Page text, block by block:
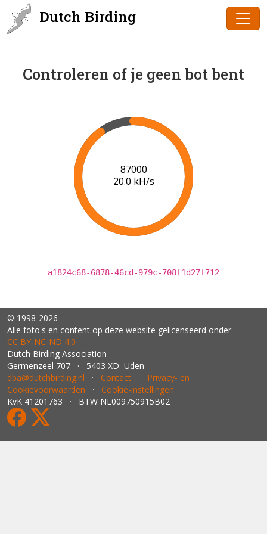
Dutch Birding
Controleren of je geen bot bent
89000
20.1 kH/s
a1824c68-6878-46cd-979c-708f1d27f712
© 1998-2026
Alle foto's en content op deze website gelicenseerd onder
CC BY‑NC‑ND 4.0
Dutch Birding Association
Germenzeel 707 · 5403 XD Uden
dba@dutchbirding.nl · Contact · Privacy- en
Cookievoorwaarden · Cookie-instellingen
KvK 41201763 · BTW NL009750915B02